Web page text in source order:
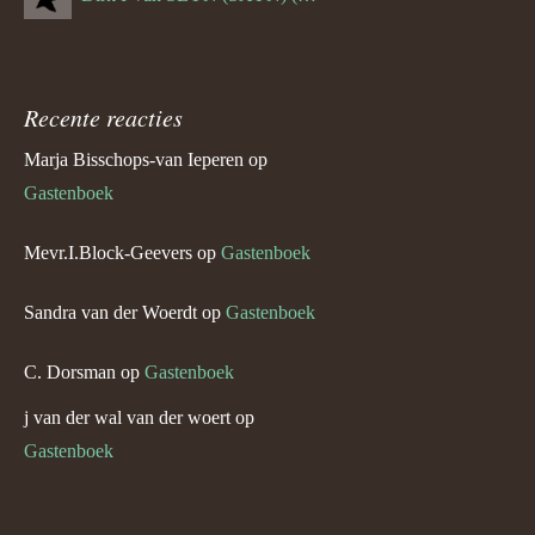
Recente reacties
Marja Bisschops-van Ieperen op
Gastenboek
Mevr.I.Block-Geevers op Gastenboek
Sandra van der Woerdt op Gastenboek
C. Dorsman op Gastenboek
j van der wal van der woert op
Gastenboek